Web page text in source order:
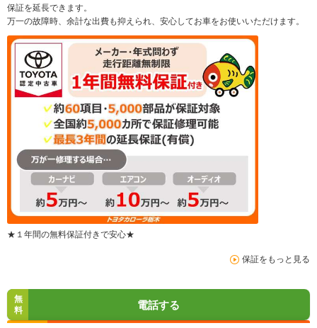
保証を延長できます。
万一の故障時、余計な出費も抑えられ、安心してお車をお使いいただけます。
★１年間の無料保証付きで安心★
保証をもっと見る
無
料
電話する